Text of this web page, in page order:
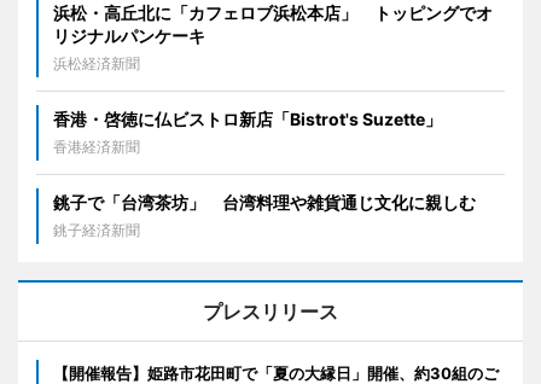
浜松・高丘北に「カフェロブ浜松本店」 トッピングでオ
リジナルパンケーキ
浜松経済新聞
香港・啓徳に仏ビストロ新店「Bistrot's Suzette」
香港経済新聞
銚子で「台湾茶坊」 台湾料理や雑貨通じ文化に親しむ
銚子経済新聞
プレスリリース
【開催報告】姫路市花田町で「夏の大縁日」開催、約30組のご